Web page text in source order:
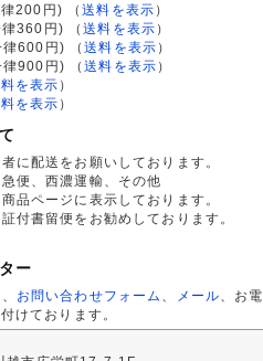
200円)
（送料を表示 ）
360円)
（送料を表示 ）
律600円)
（送料を表示 ）
律900円)
（送料を表示 ）
を表示 ）
を表示 ）
に配送をお願いしております。
急便、西濃運輸、その他
品ページに表示しております。
付書留便をお勧めしております。
ー
お問い合わせフォーム メール 、お電
けております。